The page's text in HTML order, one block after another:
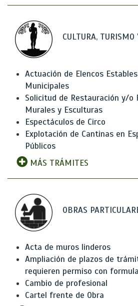
CULTURA, TURISMO
Actuación de Elencos
Municipales
Solicitud de Restauración y/o
Murales y Esculturas
Espectáculos de Circo
Explotación de Cantinas en
Públicos
MÁS TRÁMITES
OBRAS
Acta de muros linderos
Ampliación de plazos de
requieren permiso con
Cambio de profesional
Cartel frente de Obra